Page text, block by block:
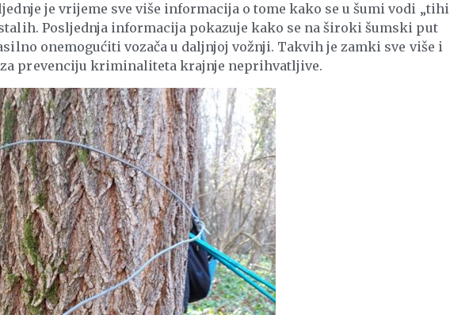
je vrijeme sve više informacija o tome kako se u šumi vodi „tihi
Posljednja informacija pokazuje kako se na široki šumski put
onemogućiti vozača u daljnjoj vožnji. Takvih je zamki sve više i
za prevenciju kriminaliteta krajnje neprihvatljive.